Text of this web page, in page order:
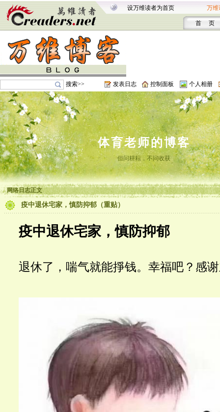
设万维读者为首页 万维
首 页
搜索>> 发表日志 控制面板 个人相册
体育老师的博客
但问耕耘，不问收获
网络日志正文
疫中退休宅家，慎防抑郁（重贴）
疫中退休宅家，慎防抑郁
退休了，喘气就能掙钱。幸福吧？感